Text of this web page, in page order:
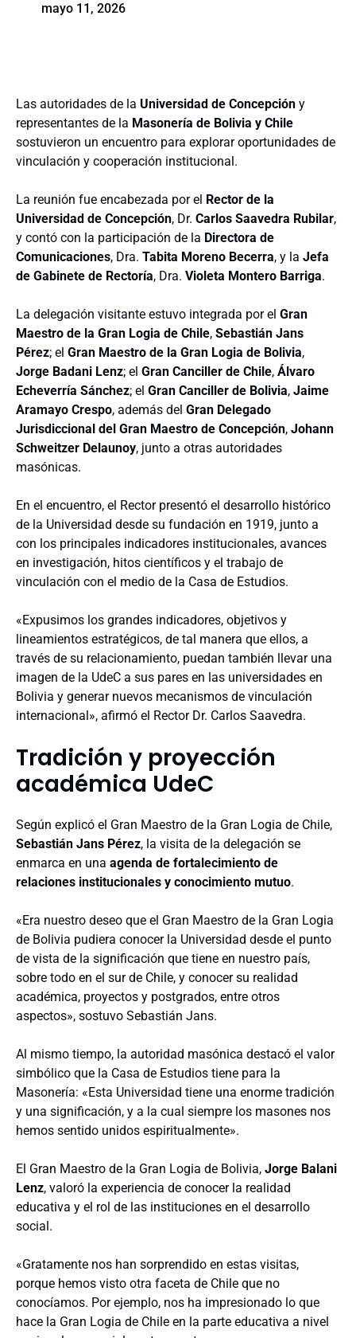
mayo 11, 2026
Las autoridades de la Universidad de Concepción y
representantes de la Masonería de Bolivia y Chile
sostuvieron un encuentro para explorar oportunidades de
vinculación y cooperación institucional.
La reunión fue encabezada por el Rector de la
Universidad de Concepción, Dr. Carlos Saavedra Rubilar,
y contó con la participación de la Directora de
Comunicaciones, Dra. Tabita Moreno Becerra, y la Jefa
de Gabinete de Rectoría, Dra. Violeta Montero Barriga.
La delegación visitante estuvo integrada por el Gran
Maestro de la Gran Logia de Chile, Sebastián Jans
Pérez; el Gran Maestro de la Gran Logia de Bolivia,
Jorge Badani Lenz; el Gran Canciller de Chile, Álvaro
Echeverría Sánchez; el Gran Canciller de Bolivia, Jaime
Aramayo Crespo, además del Gran Delegado
Jurisdiccional del Gran Maestro de Concepción, Johann
Schweitzer Delaunoy, junto a otras autoridades
masónicas.
En el encuentro, el Rector presentó el desarrollo histórico
de la Universidad desde su fundación en 1919, junto a
con los principales indicadores institucionales, avances
en investigación, hitos científicos y el trabajo de
vinculación con el medio de la Casa de Estudios.
«Expusimos los grandes indicadores, objetivos y
lineamientos estratégicos, de tal manera que ellos, a
través de su relacionamiento, puedan también llevar una
imagen de la UdeC a sus pares en las universidades en
Bolivia y generar nuevos mecanismos de vinculación
internacional», afirmó el Rector Dr. Carlos Saavedra.
Tradición y proyección
académica UdeC
Según explicó el Gran Maestro de la Gran Logia de Chile,
Sebastián Jans Pérez, la visita de la delegación se
enmarca en una agenda de fortalecimiento de
relaciones institucionales y conocimiento mutuo.
«Era nuestro deseo que el Gran Maestro de la Gran Logia
de Bolivia pudiera conocer la Universidad desde el punto
de vista de la significación que tiene en nuestro país,
sobre todo en el sur de Chile, y conocer su realidad
académica, proyectos y postgrados, entre otros
aspectos», sostuvo Sebastián Jans.
Al mismo tiempo, la autoridad masónica destacó el valor
simbólico que la Casa de Estudios tiene para la
Masonería: «Esta Universidad tiene una enorme tradición
y una significación, y a la cual siempre los masones nos
hemos sentido unidos espiritualmente».
El Gran Maestro de la Gran Logia de Bolivia, Jorge Balani
Lenz, valoró la experiencia de conocer la realidad
educativa y el rol de las instituciones en el desarrollo
social.
«Gratamente nos han sorprendido en estas visitas,
porque hemos visto otra faceta de Chile que no
conocíamos. Por ejemplo, nos ha impresionado lo que
hace la Gran Logia de Chile en la parte educativa a nivel